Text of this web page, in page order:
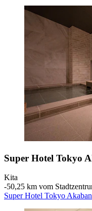
Super Hotel Tokyo
Kita
‐50,25 km vom
Super Hotel Tokyo